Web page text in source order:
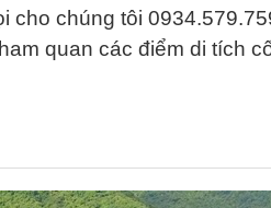
cho chúng tôi
quan các điểm di tích